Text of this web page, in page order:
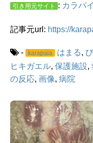
引き用元サイト : カラパ
記事元url: https://
- karapaia はまる,
ヒキガエル, 保護施設,
の反応, 画像, 病院